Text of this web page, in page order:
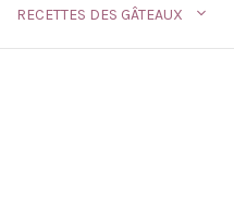
RECETTES DES GÂTEAUX